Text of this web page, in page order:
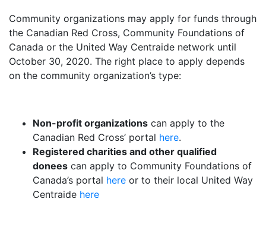
Community organizations may apply for funds through
the Canadian Red Cross, Community Foundations of
Canada or the United Way Centraide network until
October 30, 2020. The right place to apply depends
on the community organization’s type:
Non-profit organizations can apply to the
Canadian Red Cross’ portal here.
Registered charities and other qualified
donees can apply to Community Foundations of
Canada’s portal here or to their local United Way
Centraide here